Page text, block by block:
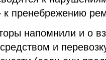
к пренебрежению
напомнили и о
и